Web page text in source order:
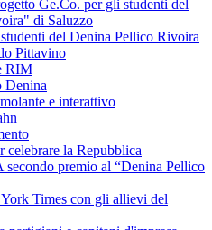
Ge.Co. per gli studenti del
di Saluzzo
del Denina Pellico Rivoira
Pittavino
RIM
Denina
e interattivo
la Repubblica
secondo premio al “Denina Pellico
Times con gli allievi del